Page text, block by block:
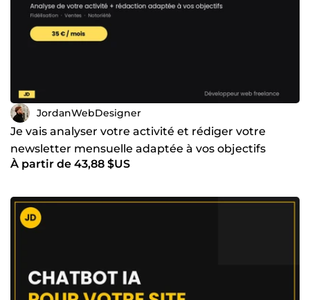
JordanWebDesigner
Je vais analyser votre activité et rédiger votre
newsletter mensuelle adaptée à vos objectifs
À partir de 43,88 $US